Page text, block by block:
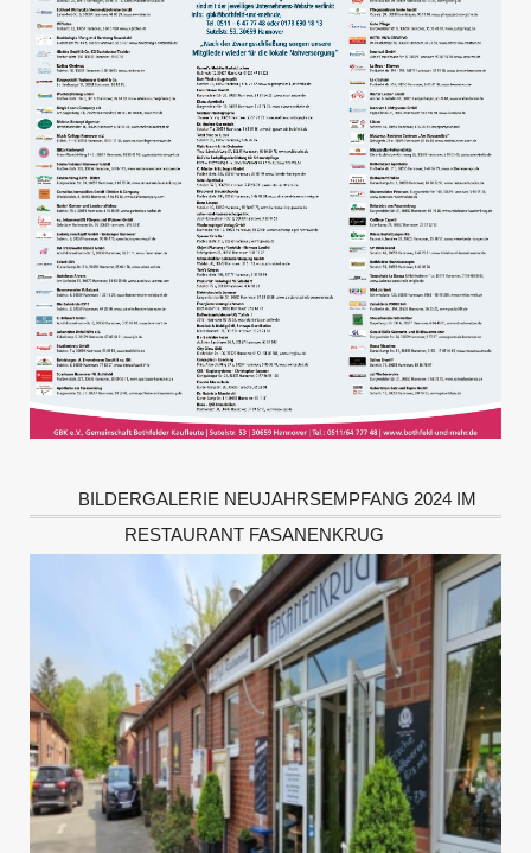
BILDERGALERIE NEUJAHRSEMPFANG 2024 IM
RESTAURANT FASANENKRUG